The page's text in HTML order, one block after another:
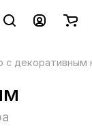
с декоративным